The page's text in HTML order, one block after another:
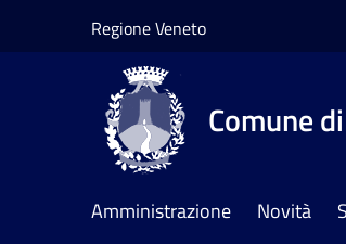
Regione Veneto
Comune
Amministrazione Novità